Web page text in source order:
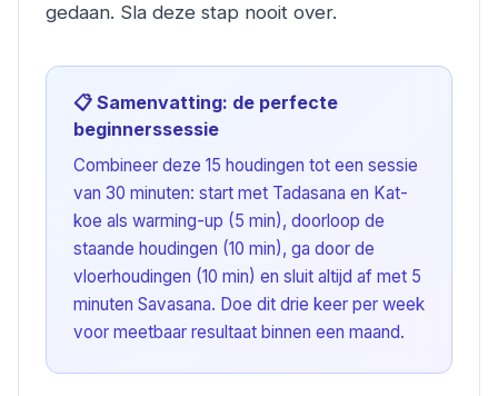
gedaan. Sla deze stap nooit over.
📋 Samenvatting: de perfecte
beginnerssessie
Combineer deze 15 houdingen tot een sessie
van 30 minuten: start met Tadasana en Kat-
koe als warming-up (5 min), doorloop de
staande houdingen (10 min), ga door de
vloerhoudingen (10 min) en sluit altijd af met 5
minuten Savasana. Doe dit drie keer per week
voor meetbaar resultaat binnen een maand.